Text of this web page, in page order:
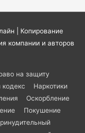
| Копирование
компании и авторов
на защиту
кодекс
Наркотики
Оскорбление
Покушение